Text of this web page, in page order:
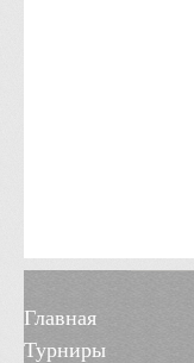
Главная
Турниры